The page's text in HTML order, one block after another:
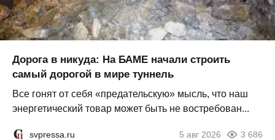
Дорога в никуда: На БАМЕ начали строить
самый дорогой в мире туннель
Все гонят от себя «предательскую» мысль, что наш
энергетический товар может быть не востребован...
svpressa.ru 5 авг 2026 3 686